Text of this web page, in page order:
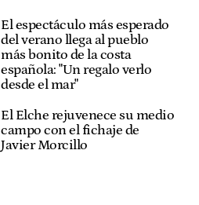
El espectáculo más esperado
del verano llega al pueblo
más bonito de la costa
española: "Un regalo verlo
desde el mar"
El Elche rejuvenece su medio
campo con el fichaje de
Javier Morcillo